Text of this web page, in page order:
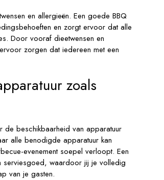
en allergieën. Een goede BBQ
en zorgt ervoor dat alle
Door vooraf dieetwensen en
zorgen dat iedereen met een
zoals
de beschikbaarheid van apparatuur
alle benodigde apparatuur kan
evenement soepel verloopt. Een
serviesgoed, waardoor jij je volledig
van je gasten.